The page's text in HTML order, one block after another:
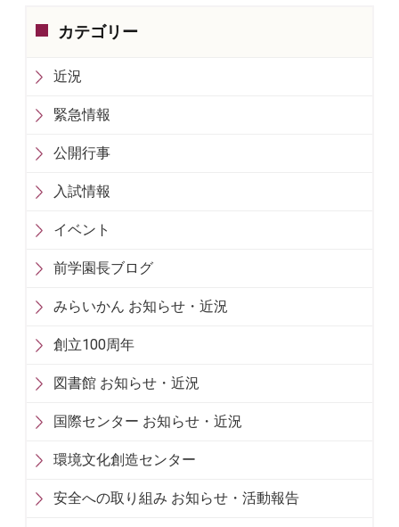
カテゴリー
近況
緊急情報
公開行事
入試情報
イベント
前学園長ブログ
みらいかん お知らせ・近況
創立100周年
図書館 お知らせ・近況
国際センター お知らせ・近況
環境文化創造センター
安全への取り組み お知らせ・活動報告